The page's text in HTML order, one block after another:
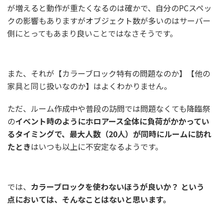
が増えると動作が重たくなるのは確かで、自分のPCスペッ
クの影響もありますがオブジェクト数が多いのはサーバー
側にとってもあまり良いことではなさそうです。
また、それが【カラーブロック特有の問題なのか】【他の
家具と同じ扱いなのか】はよくわかりません。
ただ、ルーム作成中や普段の訪問では問題なくても降臨祭
のイベント時のようにホロアース全体に負荷がかかってい
るタイミングで、最大人数（20人）が同時にルームに訪れ
たときはいつも以上に不安定なるようです。
では、 カラーブロックを使わないほうが良いか？ という
点においては、そんなことはないと思います。